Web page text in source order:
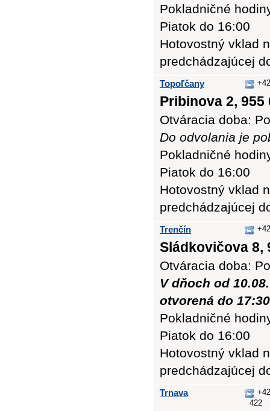
Pokladničné
Piatok do 16:00
Hotovostný vklad
predchádzajúcej
Topoľčany
Pribinova 2, 955
Otváracia doba:
Do odvolania je
Pokladničné
Piatok do 16:00
Hotovostný vklad
predchádzajúcej
Trenčín
Sládkovičova 8,
Otváracia doba:
V dňoch od
otvorená do
Pokladničné
Piatok do 16:00
Hotovostný vklad
predchádzajúcej
Trnava
422